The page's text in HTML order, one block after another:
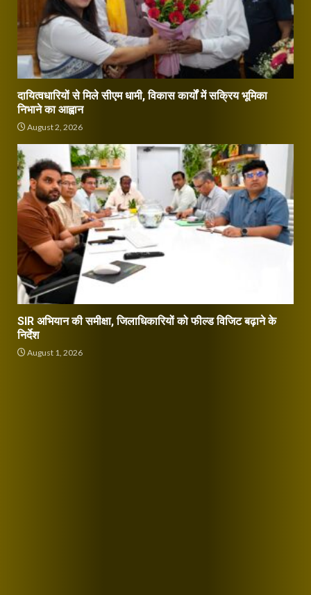
दायित्वधारियों से मिले सीएम धामी, विकास कार्यों में सक्रिय भूमिका
निभाने का आह्वान
August 2, 2026
SIR अभियान की समीक्षा, जिलाधिकारियों को फील्ड विजिट बढ़ाने के
निर्देश
August 1, 2026